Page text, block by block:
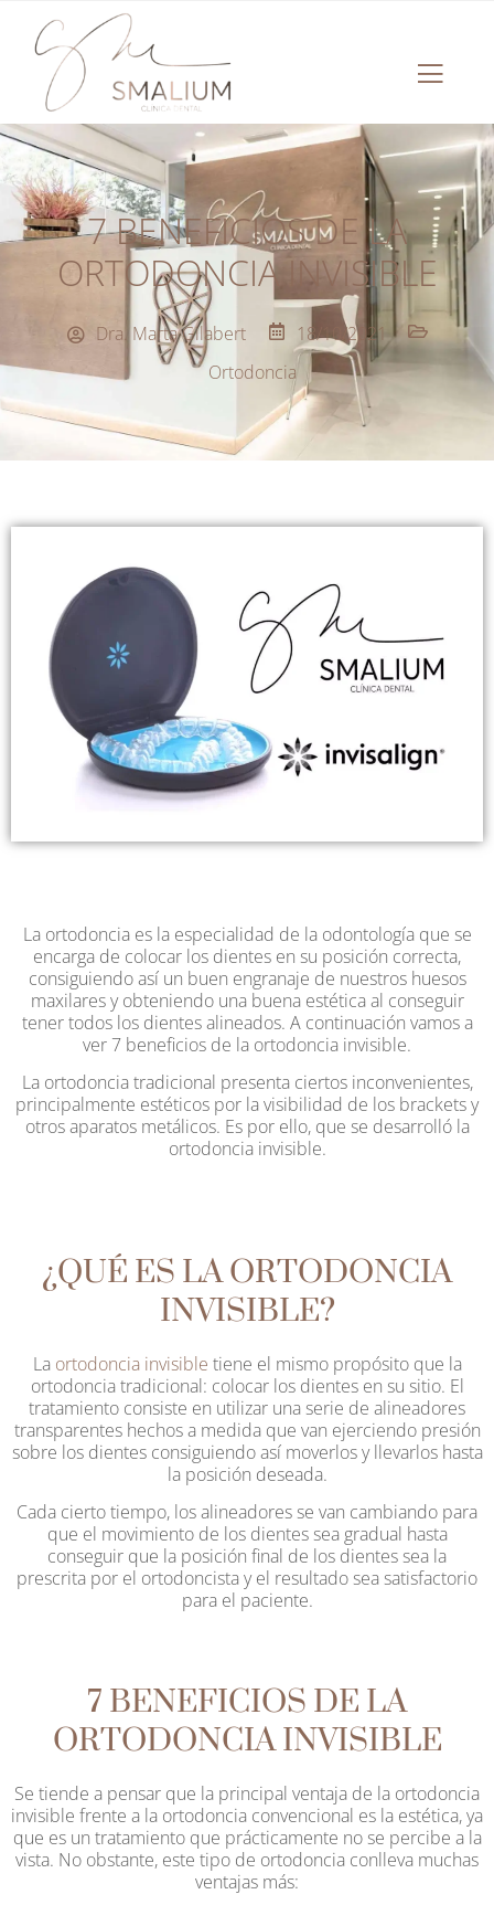
7 BENEFICIOS DE LA
ORTODONCIA INVISIBLE
Dra. Marta Gilabert
18/10/2021
Ortodoncia
La ortodoncia es la especialidad de la odontología que se
encarga de colocar los dientes en su posición correcta,
consiguiendo así un buen engranaje de nuestros huesos
maxilares y obteniendo una buena estética al conseguir
tener todos los dientes alineados. A continuación vamos a
ver 7 beneficios de la ortodoncia invisible.
La ortodoncia tradicional presenta ciertos inconvenientes,
principalmente estéticos por la visibilidad de los brackets y
otros aparatos metálicos. Es por ello, que se desarrolló la
ortodoncia invisible.
¿QUÉ ES LA ORTODONCIA
INVISIBLE?
La ortodoncia invisible tiene el mismo propósito que la
ortodoncia tradicional: colocar los dientes en su sitio. El
tratamiento consiste en utilizar una serie de alineadores
transparentes hechos a medida que van ejerciendo presión
sobre los dientes consiguiendo así moverlos y llevarlos hasta
la posición deseada.
Cada cierto tiempo, los alineadores se van cambiando para
que el movimiento de los dientes sea gradual hasta
conseguir que la posición final de los dientes sea la
prescrita por el ortodoncista y el resultado sea satisfactorio
para el paciente.
7 BENEFICIOS DE LA
ORTODONCIA INVISIBLE
Se tiende a pensar que la principal ventaja de la ortodoncia
invisible frente a la ortodoncia convencional es la estética, ya
que es un tratamiento que prácticamente no se percibe a la
vista. No obstante, este tipo de ortodoncia conlleva muchas
ventajas más: